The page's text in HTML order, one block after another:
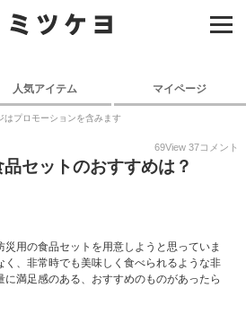
人気アイテム マイページ
はプロモーションを含みます
69View 37コメント
品セットのおすすめは？
用の食品セットを用意しようと思っていま
く、非常時でも美味しく食べられるような非
満足感のある、おすすめのものがあったら